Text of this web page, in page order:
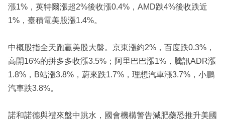
漲1%，英特爾漲超2%後收漲0.4%，AMD跌4%後收跌近
1%，臺積電美股漲1.4%。
中概股指全天跑贏美股大盤。京東漲約2%，百度跌0.3%，
高開16%的拼多多收漲3.5%；阿里巴巴漲1%，騰訊ADR漲
1.8%，B站漲3.8%，蔚來跌1.7%，理想汽車漲3.7%，小鵬
汽車跌3.8%。
諾和諾德與禮來盤中跳水，國會機構警告減肥藥恐推升美國